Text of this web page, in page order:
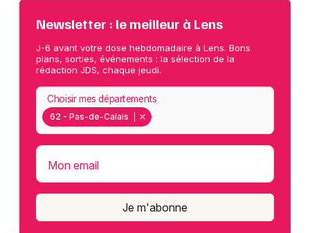
Newsletter : le meilleur à Lens
J-6 avant votre dose hebdomadaire à Lens. Bons
plans, sorties, événements : la sélection de la
rédaction JDS, chaque jeudi.
62 - Pas-de-Calais
Choisir mes départements
Mon email
Je m'abonne